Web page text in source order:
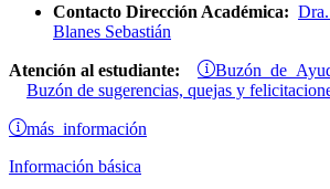
Contacto Dirección Académica:
Blanes Sebastián
Atención al estudiante: Buzón de
Buzón de sugerencias, quejas y
más información
Información básica